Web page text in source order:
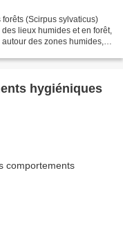
lieux humides et en forêt,
des zones humides,
hygiéniques